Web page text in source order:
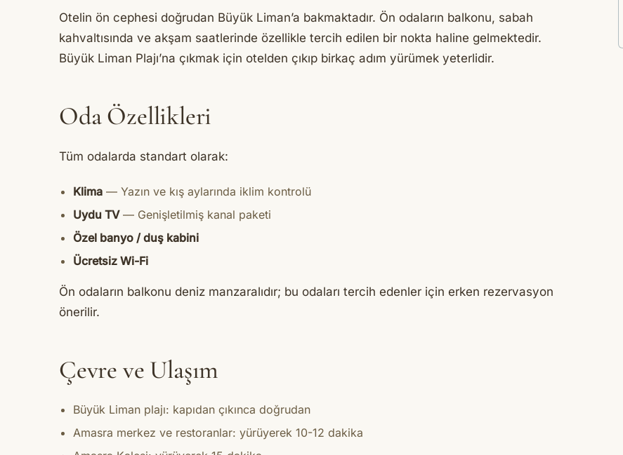
Otelin ön cephesi doğrudan Büyük Liman’a bakmaktadır. Ön odaların balkonu, sabah
kahvaltısında ve akşam saatlerinde özellikle tercih edilen bir nokta haline gelmektedir.
Büyük Liman Plajı’na çıkmak için otelden çıkıp birkaç adım yürümek yeterlidir.
Oda Özellikleri
Tüm odalarda standart olarak:
Klima — Yazın ve kış aylarında iklim kontrolü
Uydu TV— Genişletilmiş kanal paketi
Özel banyo / duş kabini
Ücretsiz Wi-Fi
Ön odaların balkonu deniz manzaralıdır; bu odaları tercih edenler için erken rezervasyon
önerilir.
Çevre ve Ulaşım
Büyük Liman plajı: kapıdan çıkınca doğrudan
Amasra merkez ve restoranlar: yürüyerek 10-12 dakika